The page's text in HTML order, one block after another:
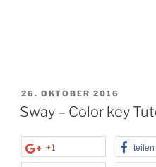
VERÖFFENTLICHT
AM
26. OKTOBER 2016
Sway – Color key
+1 teilen